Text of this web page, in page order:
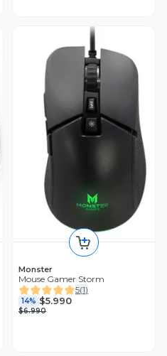
Monster
Mouse Gamer Storm
5(1)
14% $5.990
$6.990